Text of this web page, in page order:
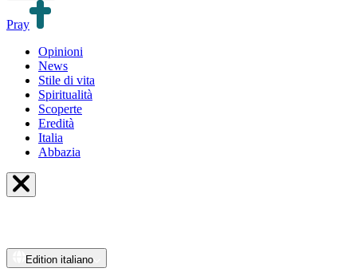
Pray
Opinioni
News
Stile di vita
Spiritualità
Scoperte
Eredità
Italia
Abbazia
Edition italiano